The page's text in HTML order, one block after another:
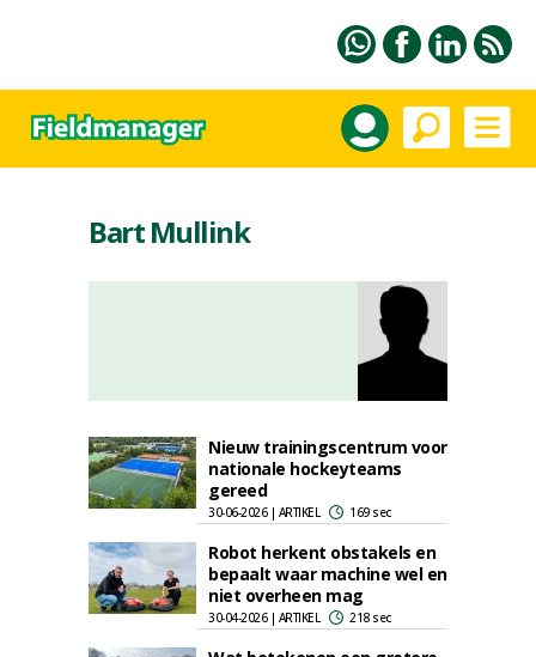
Bart Mullink
Nieuw trainingscentrum voor
nationale hockeyteams
gereed
30-06-2026 | ARTIKEL 169 sec
Robot herkent obstakels en
bepaalt waar machine wel en
niet overheen mag
30-04-2026 | ARTIKEL 218 sec